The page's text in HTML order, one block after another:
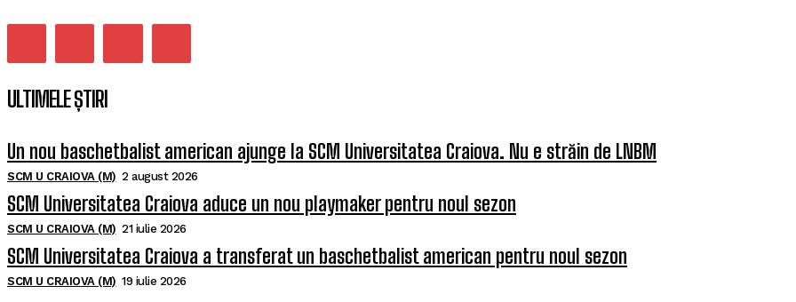
ULTIMELE ȘTIRI
Un nou baschetbalist american ajunge la SCM Universitatea Craiova. Nu e străin de LNBM
SCM U CRAIOVA (M) 2 august 2026
SCM Universitatea Craiova aduce un nou playmaker pentru noul sezon
SCM U CRAIOVA (M) 21 iulie 2026
SCM Universitatea Craiova a transferat un baschetbalist american pentru noul sezon
SCM U CRAIOVA (M) 19 iulie 2026